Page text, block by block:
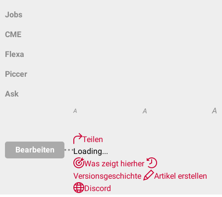
Jobs
CME
Flexa
Piccer
Ask
Bearbeiten
A A A
Teilen
Loading...
Was zeigt hierher
Versionsgeschichte
Artikel erstellen
Discord